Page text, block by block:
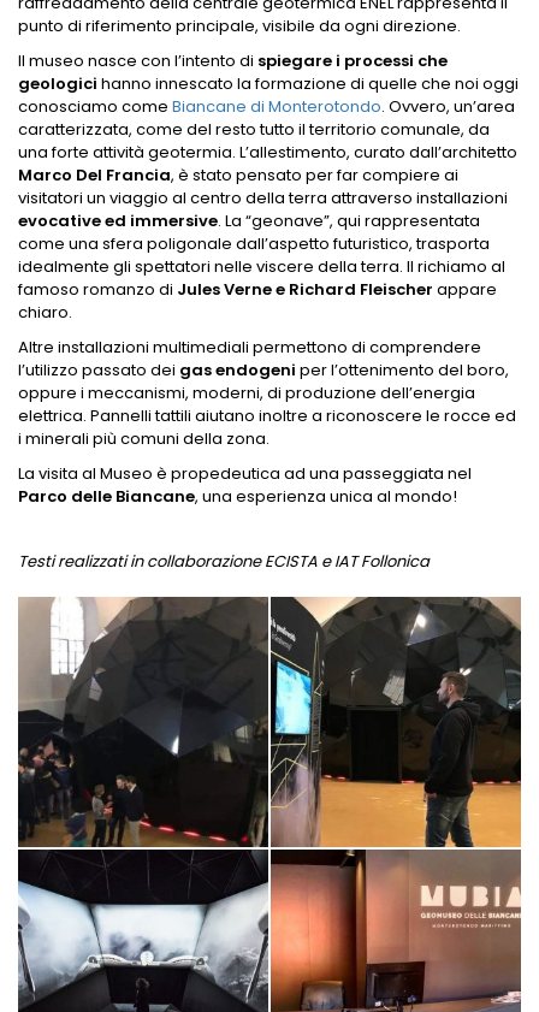
punto di riferimento principale, visibile da ogni direzione.
Il museo nasce con l’intento di spiegare i processi che
geologici hanno innescato la formazione di quelle che noi oggi
conosciamo come Biancane di Monterotondo. Ovvero, un’area
caratterizzata, come del resto tutto il territorio comunale, da
una forte attività geotermia. L’allestimento, curato dall’architetto
Marco Del Francia, è stato pensato per far compiere ai
visitatori un viaggio al centro della terra attraverso installazioni
evocative ed immersive. La “geonave”, qui rappresentata
come una sfera poligonale dall’aspetto futuristico, trasporta
idealmente gli spettatori nelle viscere della terra. Il richiamo al
famoso romanzo di Jules Verne e Richard Fleischer appare
chiaro.
Altre installazioni multimediali permettono di comprendere
l’utilizzo passato dei gas endogeni per l’ottenimento del boro,
oppure i meccanismi, moderni, di produzione dell’energia
elettrica. Pannelli tattili aiutano inoltre a riconoscere le rocce ed
i minerali più comuni della zona.
La visita al Museo è propedeutica ad una passeggiata nel
Parco delle Biancane, una esperienza unica al mondo!
Testi realizzati in collaborazione ECISTA e IAT Follonica